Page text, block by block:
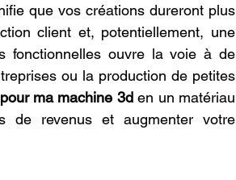
que vos créations dureront plus
client et, potentiellement, une
fonctionnelles ouvre la voie à de
ou la production de petites
ma machine 3d en un matériau
de revenus et augmenter votre